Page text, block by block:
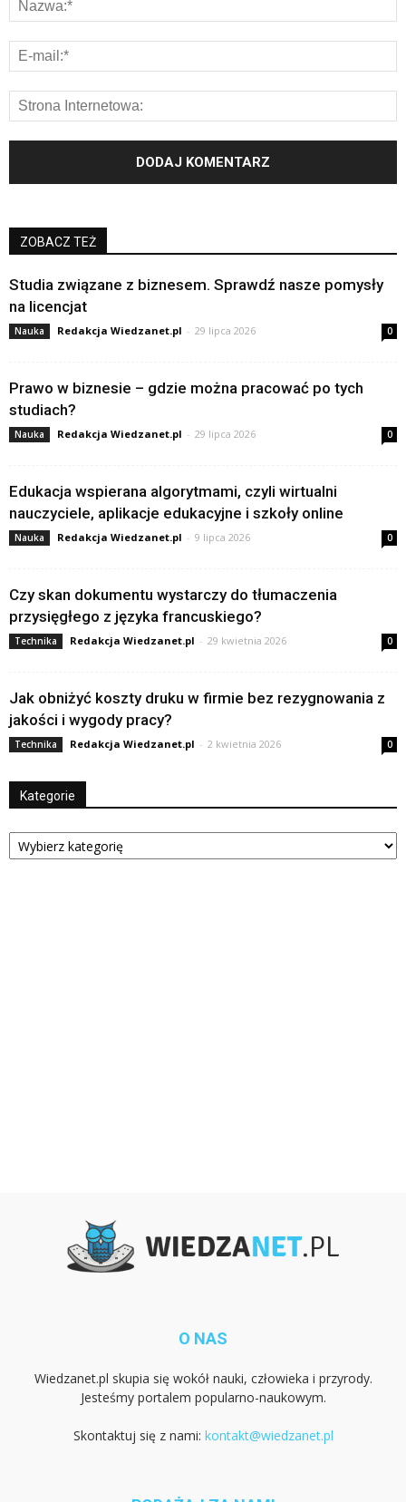
ZOBACZ TEŻ
Studia związane z biznesem. Sprawdź nasze pomysły
na licencjat
Nauka Redakcja Wiedzanet.pl - 29 lipca 2026 0
Prawo w biznesie – gdzie można pracować po tych
studiach?
Nauka Redakcja Wiedzanet.pl - 29 lipca 2026 0
Edukacja wspierana algorytmami, czyli wirtualni
nauczyciele, aplikacje edukacyjne i szkoły online
Nauka Redakcja Wiedzanet.pl - 9 lipca 2026 0
Czy skan dokumentu wystarczy do tłumaczenia
przysięgłego z języka francuskiego?
Technika Redakcja Wiedzanet.pl - 29 kwietnia 2026 0
Jak obniżyć koszty druku w firmie bez rezygnowania z
jakości i wygody pracy?
Technika Redakcja Wiedzanet.pl - 2 kwietnia 2026 0
Kategorie
Kategorie
O NAS
Wiedzanet.pl skupia się wokół nauki, człowieka i przyrody.
Jesteśmy portalem popularno-naukowym.
Skontaktuj się z nami: kontakt@wiedzanet.pl